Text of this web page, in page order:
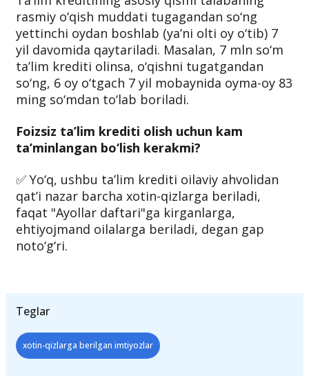
rasmiy o‘qish muddati tugagandan so‘ng
yettinchi oydan boshlab (ya’ni olti oy o‘tib) 7
yil davomida qaytariladi. Masalan, 7 mln so‘m
ta’lim krediti olinsa, o‘qishni tugatgandan
so‘ng, 6 oy o‘tgach 7 yil mobaynida oyma-oy 83
ming so‘mdan to‘lab boriladi.
Foizsiz ta’lim krediti olish uchun kam
ta’minlangan bo‘lish kerakmi?
✅ Yo‘q, ushbu ta’lim krediti oilaviy ahvolidan
qat’i nazar barcha xotin-qizlarga beriladi,
faqat "Ayollar daftari"ga kirganlarga,
ehtiyojmand oilalarga beriladi, degan gap
noto‘g‘ri.
Teglar
xotin-qizlarga berilgan imtiyozlar